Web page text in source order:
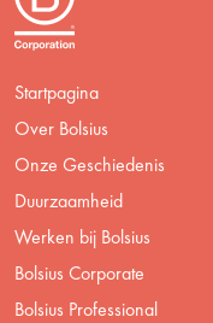
Startpagina
Over Bolsius
Onze Geschiedenis
Duurzaamheid
Werken bij Bolsius
Bolsius Corporate
Bolsius Professional